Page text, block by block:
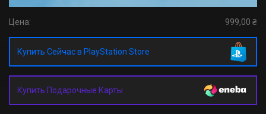
Цена: 999,00 ₴
Купить Сейчас в PlayStation Store
Купить Подарочные Карты